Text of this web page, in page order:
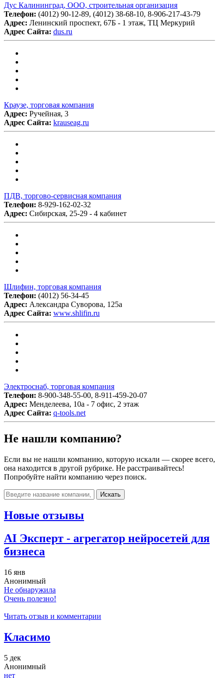
Дус Калининград, ООО, строительная организация
Телефон: (4012) 90-12-89, (4012) 38-68-10, 8-906-217-43-79
Адрес: Ленинский проспект, 67Б - 1 этаж, ТЦ Меркурий
Адрес Сайта: dus.ru
Краузе, торговая компания
Адрес: Ручейная, 3
Адрес Сайта: krauseag.ru
ПДВ, торгово-сервисная компания
Телефон: 8-929-162-02-32
Адрес: Сибирская, 25-29 - 4 кабинет
Шлифин, торговая компания
Телефон: (4012) 56-34-45
Адрес: Александра Суворова, 125а
Адрес Сайта: www.shlifin.ru
Электроснаб, торговая компания
Телефон: 8-900-348-55-00, 8-911-459-20-07
Адрес: Менделеева, 10а - 7 офис, 2 этаж
Адрес Сайта: q-tools.net
Не нашли компанию?
Если вы не нашли компанию, которую искали — скорее всего,
она находится в другой рубрике. Не расстраивайтесь!
Попробуйте найти компанию через поиск.
Искать
Новые отзывы
AI Эксперт - агрегатор нейросетей для
бизнеса
16 янв
Анонимный
Не обнаружила
Очень полезно!
Читать отзыв и комментарии
Класимо
5 дек
Анонимный
нет